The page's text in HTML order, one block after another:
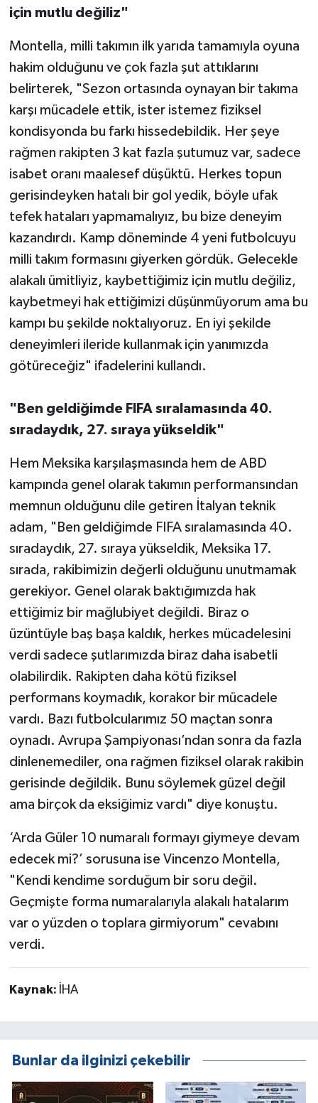
için mutlu değiliz"
Montella, milli takımın ilk yarıda tamamıyla oyuna
hakim olduğunu ve çok fazla şut attıklarını
belirterek, "Sezon ortasında oynayan bir takıma
karşı mücadele ettik, ister istemez fiziksel
kondisyonda bu farkı hissedebildik. Her şeye
rağmen rakipten 3 kat fazla şutumuz var, sadece
isabet oranı maalesef düşüktü. Herkes topun
gerisindeyken hatalı bir gol yedik, böyle ufak
tefek hataları yapmamalıyız, bu bize deneyim
kazandırdı. Kamp döneminde 4 yeni futbolcuyu
milli takım formasını giyerken gördük. Gelecekle
alakalı ümitliyiz, kaybettiğimiz için mutlu değiliz,
kaybetmeyi hak ettiğimizi düşünmüyorum ama bu
kampı bu şekilde noktalıyoruz. En iyi şekilde
deneyimleri ileride kullanmak için yanımızda
götüreceğiz" ifadelerini kullandı.
"Ben geldiğimde FIFA sıralamasında 40.
sıradaydık, 27. sıraya yükseldik"
Hem Meksika karşılaşmasında hem de ABD
kampında genel olarak takımın performansından
memnun olduğunu dile getiren İtalyan teknik
adam, "Ben geldiğimde FIFA sıralamasında 40.
sıradaydık, 27. sıraya yükseldik, Meksika 17.
sırada, rakibimizin değerli olduğunu unutmamak
gerekiyor. Genel olarak baktığımızda hak
ettiğimiz bir mağlubiyet değildi. Biraz o
üzüntüyle baş başa kaldık, herkes mücadelesini
verdi sadece şutlarımızda biraz daha isabetli
olabilirdik. Rakipten daha kötü fiziksel
performans koymadık, korakor bir mücadele
vardı. Bazı futbolcularımız 50 maçtan sonra
oynadı. Avrupa Şampiyonası’ndan sonra da fazla
dinlenemediler, ona rağmen fiziksel olarak rakibin
gerisinde değildik. Bunu söylemek güzel değil
ama birçok da eksiğimiz vardı" diye konuştu.
‘Arda Güler 10 numaralı formayı giymeye devam
edecek mi?’ sorusuna ise Vincenzo Montella,
"Kendi kendime sorduğum bir soru değil.
Geçmişte forma numaralarıyla alakalı hatalarım
var o yüzden o toplara girmiyorum" cevabını
verdi.
Kaynak: İHA
Bunlar da ilginizi çekebilir